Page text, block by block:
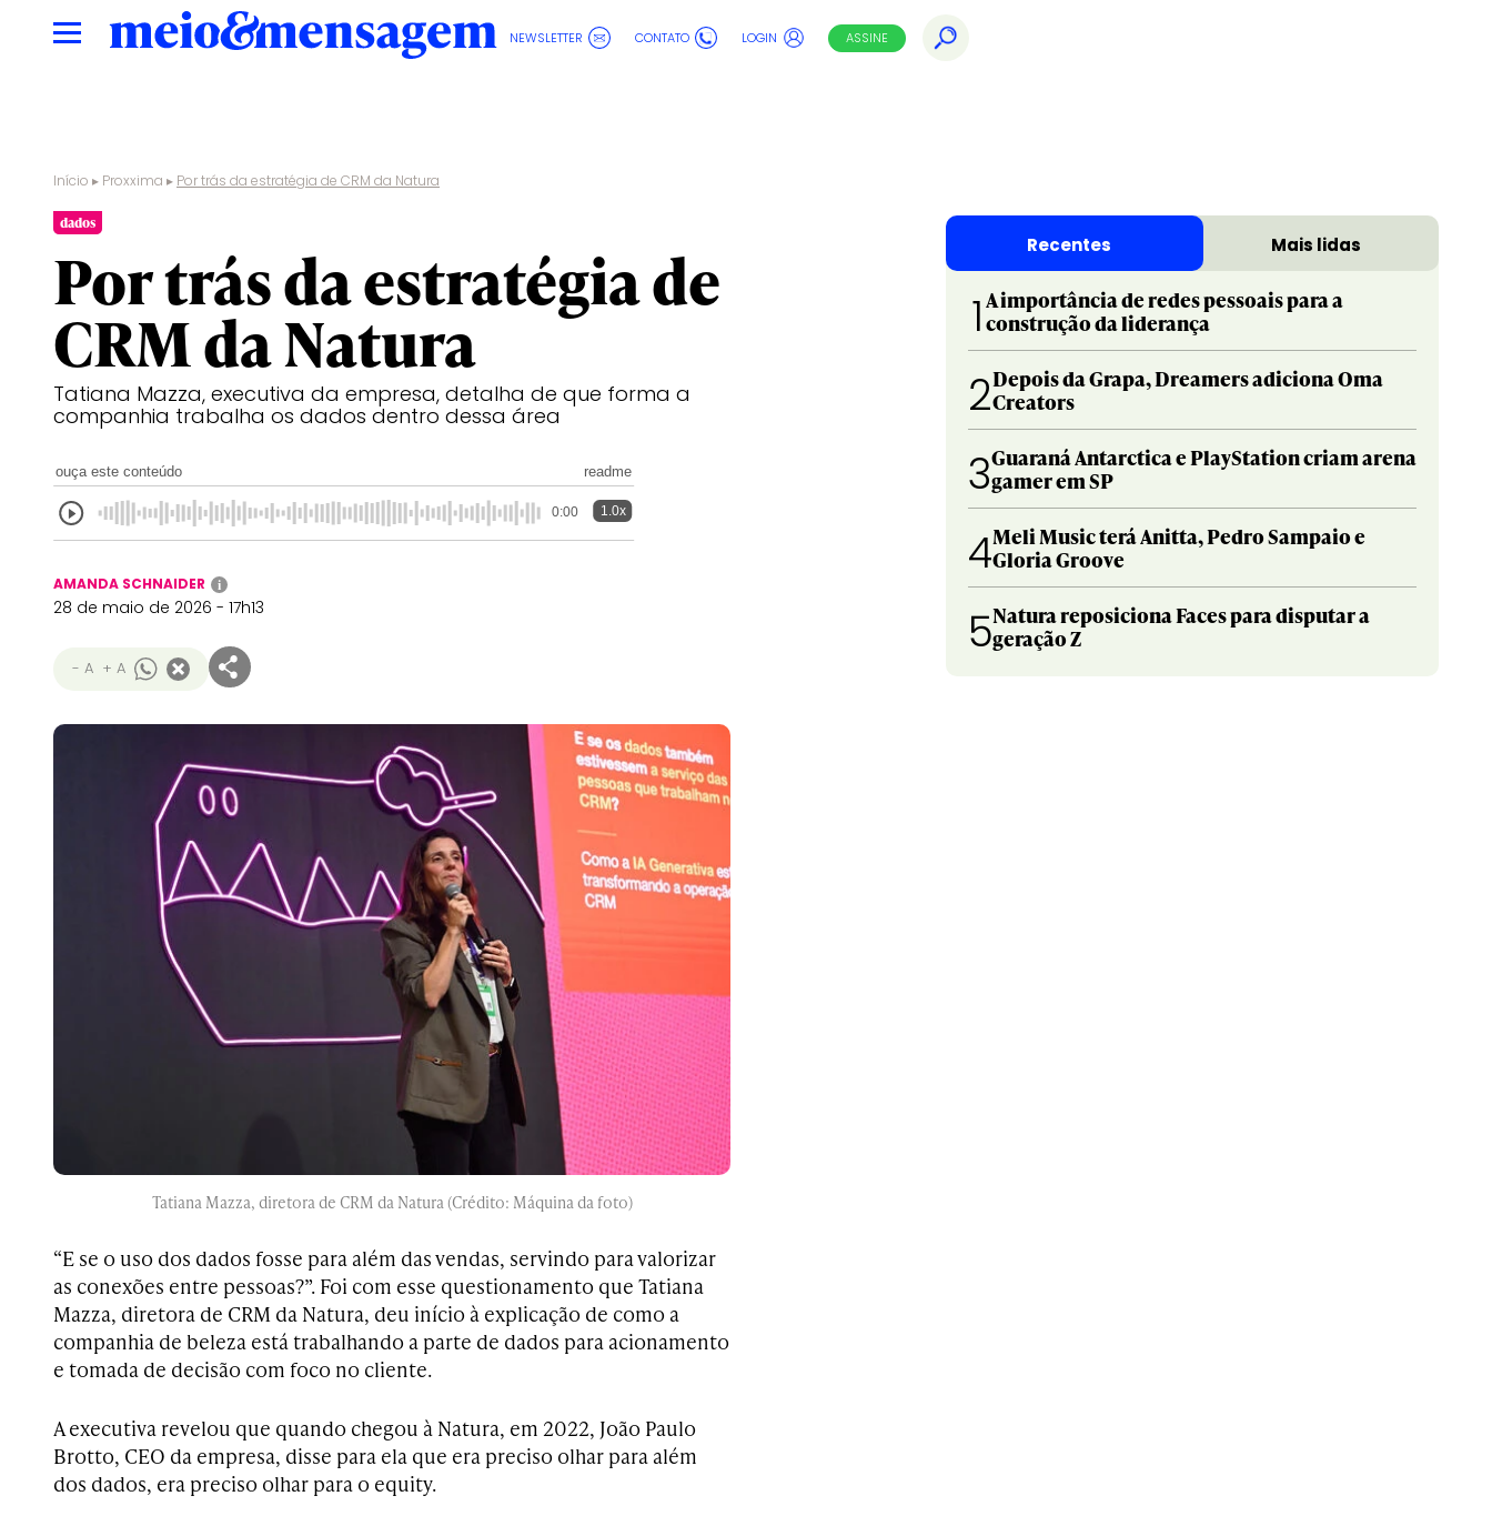
NEWSLETTER CONTATO LOGIN ASSINE
Início ▸ Proxxima ▸ Por trás da estratégia de CRM da Natura
dados
Por trás da estratégia de
CRM da Natura
Tatiana Mazza, executiva da empresa, detalha de que forma a
companhia trabalha os dados dentro dessa área
ouça este conteúdo readme
0:00 1.0x
AMANDA SCHNAIDER i
28 de maio de 2026 - 17h13
- A + A
Tatiana Mazza, diretora de CRM da Natura (Crédito: Máquina da foto)
“E se o uso dos dados fosse para além das vendas, servindo para valorizar
as conexões entre pessoas?”. Foi com esse questionamento que Tatiana
Mazza, diretora de CRM da Natura, deu início à explicação de como a
companhia de beleza está trabalhando a parte de dados para acionamento
e tomada de decisão com foco no cliente.
A executiva revelou que quando chegou à Natura, em 2022, João Paulo
Brotto, CEO da empresa, disse para ela que era preciso olhar para além
dos dados, era preciso olhar para o equity.
Recentes Mais lidas
1 A importância de redes pessoais para a
construção da liderança
2Depois da Grapa, Dreamers adiciona Oma
Creators
3Guaraná Antarctica e PlayStation criam arena
gamer em SP
4Meli Music terá Anitta, Pedro Sampaio e
Gloria Groove
5Natura reposiciona Faces para disputar a
geração Z